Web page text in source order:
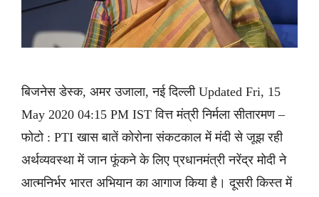
बिजनेस डेस्क, अमर उजाला, नई दिल्ली Updated Fri, 15
May 2020 04:15 PM IST वित्त मंत्री निर्मला सीतारमण –
फोटो : PTI खास बातें कोरोना संकटकाल में मंदी से जूझ रही
अर्थव्यवस्था में जान फूंकने के लिए प्रधानमंत्री नरेंद्र मोदी ने
आत्मनिर्भर भारत अभियान का आगाज किया है। दूसरी किस्त में